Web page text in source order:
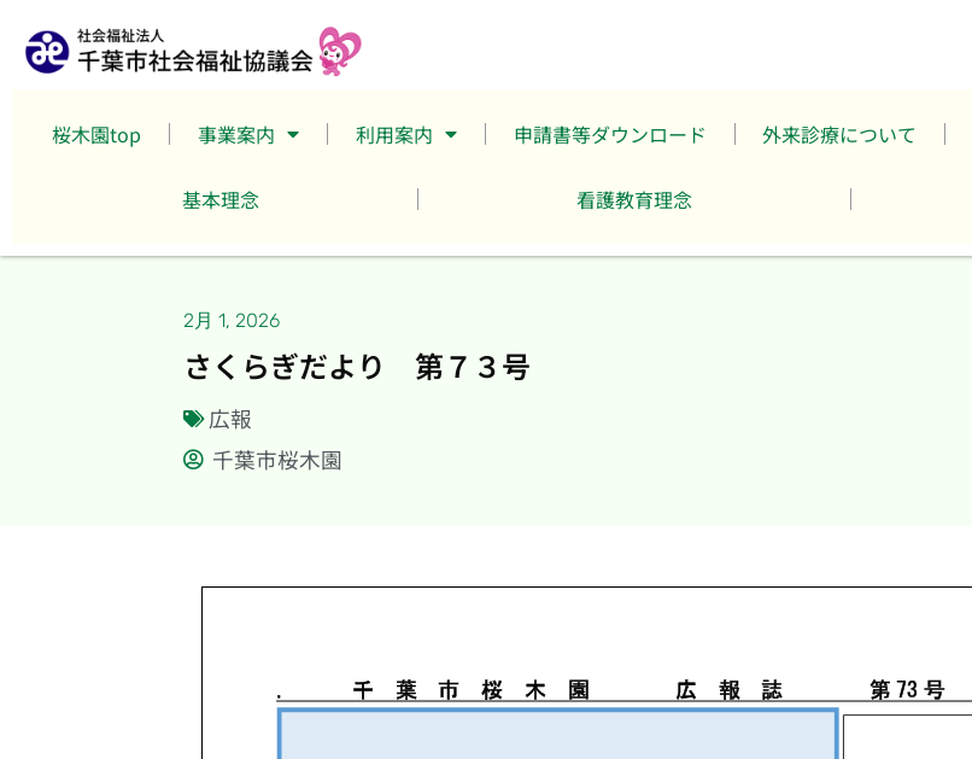
桜木園top 事業案内 利用案内 申請書等ダウンロード 外来診療について
基本理念 看護教育理念
2月 1, 2026
さくらぎだより 第７３号
広報
千葉市桜木園